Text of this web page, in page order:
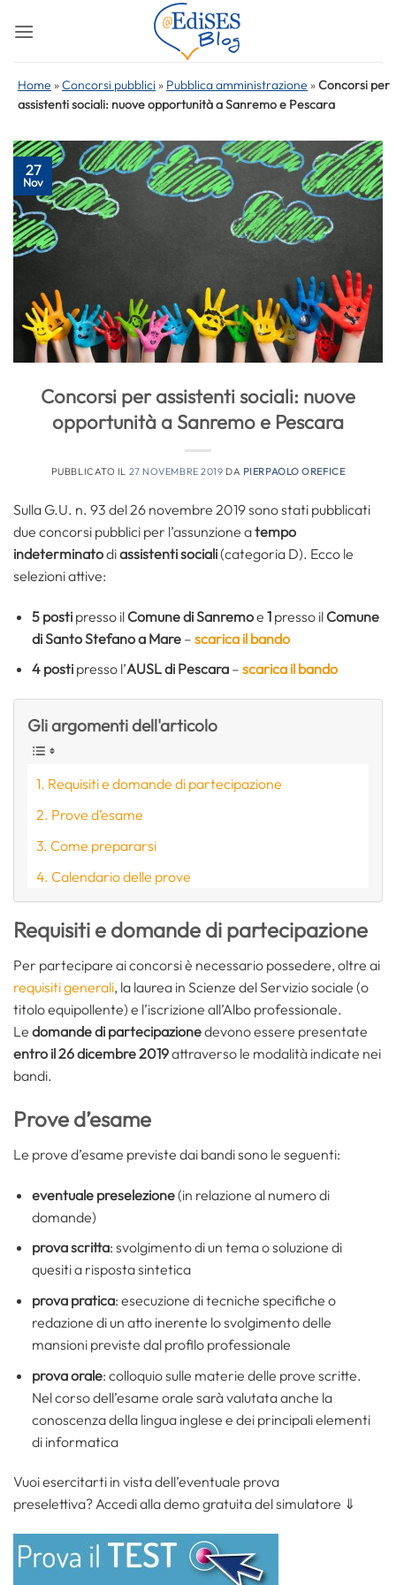
Home »Concorsi pubblici » Pubblica amministrazione »Concorsi per
assistenti sociali: nuove opportunità a Sanremo e Pescara
27
Nov
Concorsi per assistenti sociali: nuove
opportunità a Sanremo e Pescara
PUBBLICATO IL 27 NOVEMBRE 2019 DA PIERPAOLO OREFICE
Sulla G.U. n. 93 del 26 novembre 2019 sono stati pubblicati
due concorsi pubblici per l’assunzione atempo
indeterminatodiassistenti sociali(categoria D). Ecco le
selezioni attive:
5 postipresso il Comune di Sanremoe 1presso il Comune
di Santo Stefano a Mare– scarica il bando
4 postipresso l’AUSL di Pescara– scarica il bando
Gli argomenti dell'articolo
Requisiti e domande di partecipazione
Prove d’esame
Come prepararsi
Calendario delle prove
Requisiti e domande di partecipazione
Per partecipare ai concorsi è necessario possedere, oltre ai
requisiti generali, la laurea in Scienze del Servizio sociale (o
titolo equipollente) e l’iscrizione all’Albo professionale.
Le domande di partecipazionedevono essere presentate
entro il 26 dicembre 2019attraverso le modalità indicate nei
bandi.
Prove d’esame
Le prove d’esame previste dai bandi sono le seguenti:
eventuale preselezione(in relazione al numero di
domande)
prova scritta: svolgimento di un tema o soluzione di
quesiti a risposta sintetica
prova pratica: esecuzione di tecniche specifiche o
redazione di un atto inerente lo svolgimento delle
mansioni previste dal profilo professionale
prova orale: colloquio sulle materie delle prove scritte.
Nel corso dell’esame orale sarà valutata anche la
conoscenza della lingua inglese e dei principali elementi
di informatica
Vuoi esercitarti in vista dell’eventuale prova
preselettiva? Accedi alla demo gratuita del simulatore ⇓